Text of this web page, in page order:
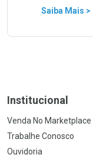
Saiba Mais >
Institucional
Venda No Marketplace
Trabalhe Conosco
Ouvidoria